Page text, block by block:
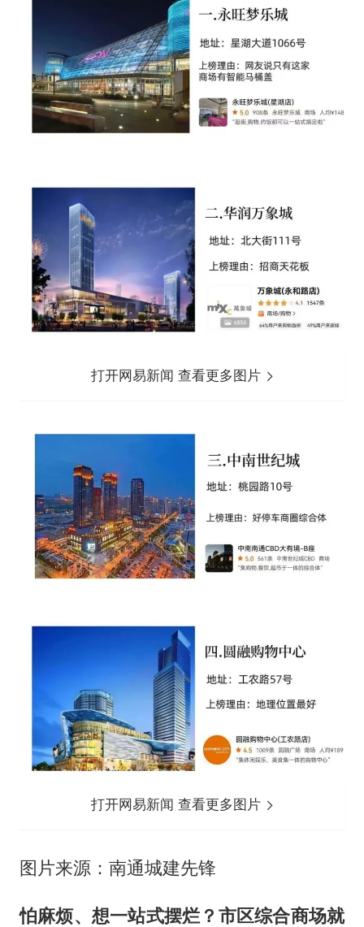
打开网易新闻 查看更多图片
打开网易新闻 查看更多图片
图片来源：南通城建先锋
怕麻烦、想一站式摆烂？市区综合商场就